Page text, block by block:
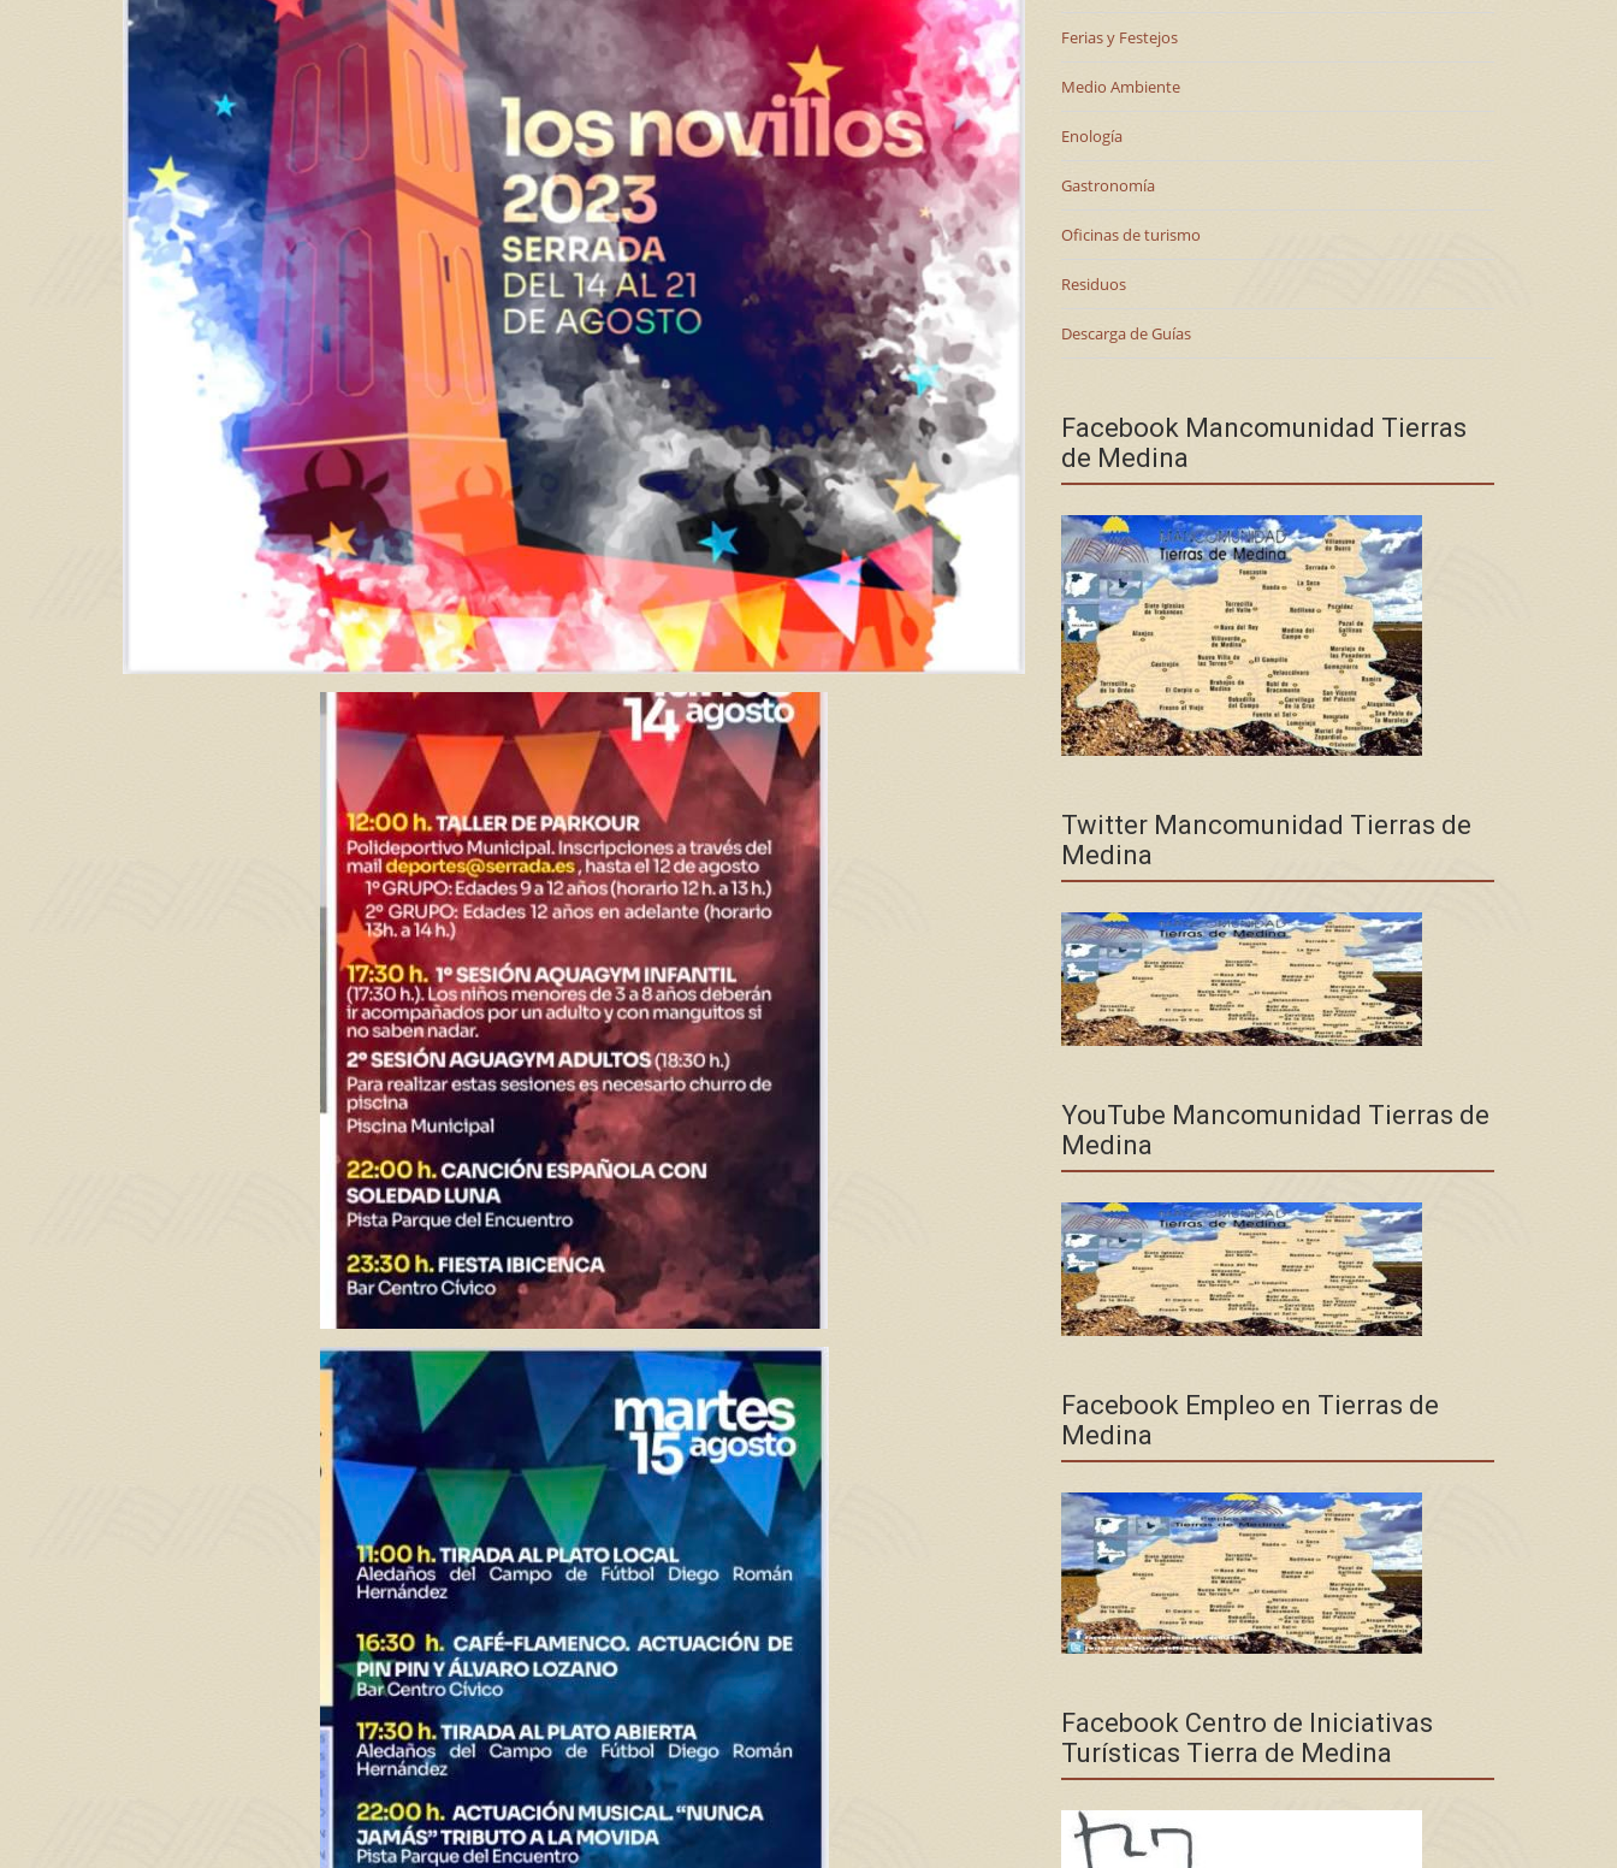
Ferias y Festejos
Medio Ambiente
Enología
Gastronomía
Oficinas de turismo
Residuos
Descarga de Guías
Facebook Mancomunidad Tierras
de Medina
Twitter Mancomunidad Tierras de
Medina
YouTube Mancomunidad Tierras de
Medina
Facebook Empleo en Tierras de
Medina
Facebook Centro de Iniciativas
Turísticas Tierra de Medina